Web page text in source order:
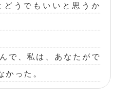
どうでもいいと思うか
で、私は、あなたがで
かった。